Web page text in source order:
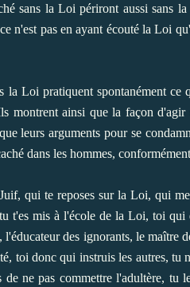
sans la Loi périront aussi sans
n'est pas en ayant écouté la Loi
la Loi pratiquent spontanément
montrent ainsi que la façon
leurs arguments pour se
dans les hommes,
qui te reposes sur la Loi, qui
t'es mis à l'école de la Loi, toi
l'éducateur des ignorants, le maître
toi donc qui instruis les autres,
ne pas commettre l'adultère, tu